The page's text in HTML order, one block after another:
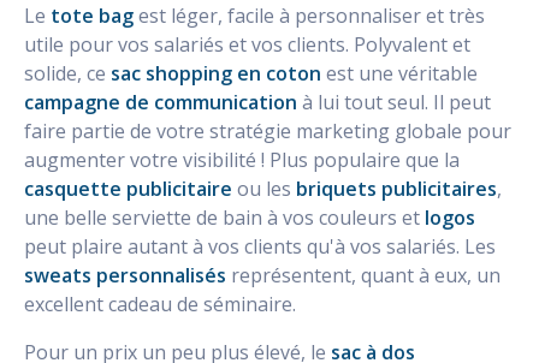
Le tote bagest léger, facile à personnaliser et très
utile pour vos salariés et vos clients. Polyvalent et
solide, ce sac shopping en coton est une véritable
campagne de communication à lui tout seul. Il peut
faire partie de votre stratégie marketing globale pour
augmenter votre visibilité ! Plus populaire que la
casquette publicitaire ou les briquets publicitaires,
une belle serviette de bain à vos couleurs et logos
peut plaire autant à vos clients qu'à vos salariés. Les
sweats personnalisés représentent, quant à eux, un
excellent cadeau de séminaire.
Pour un prix un peu plus élevé, le sac à dos